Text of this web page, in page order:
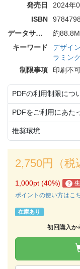
発売日
2024年
ISBN
データサイズ
約
キーワード
デザイン
ラミン
制限事項
印刷不
PDFの利用制限につ
PDFをご利用にあた
推奨環境
2,750円（税
1,000pt (40%) ?
ポイントの使い方はこ
在庫あり
初回購入か